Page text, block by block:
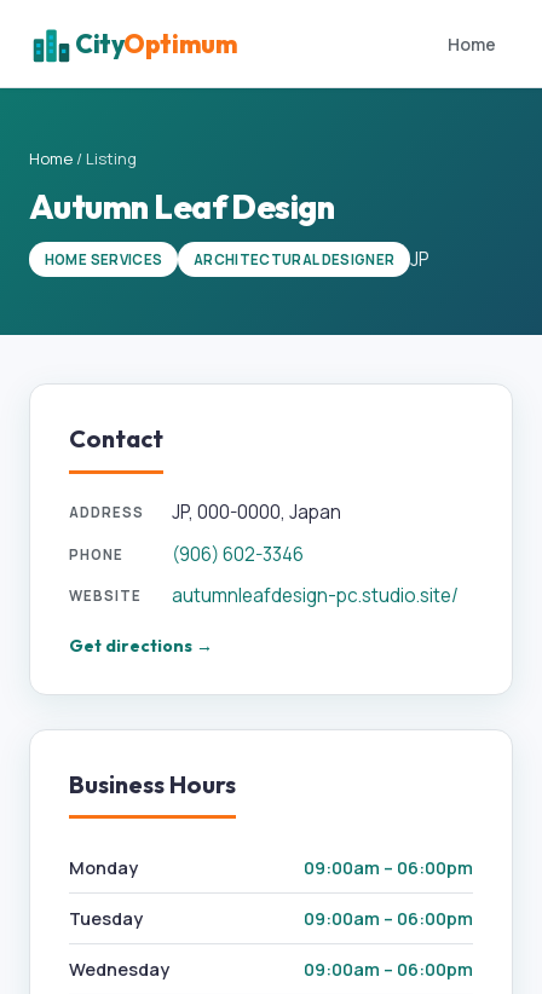
CityOptimum Home
Home / Listing
Autumn Leaf Design
HOME SERVICES ARCHITECTURAL DESIGNER JP
Contact
ADDRESS JP, 000-0000, Japan
PHONE (906) 602-3346
WEBSITE autumnleafdesign-pc.studio.site/
Get directions →
Business Hours
Monday 09:00am – 06:00pm
Tuesday 09:00am – 06:00pm
Wednesday 09:00am – 06:00pm